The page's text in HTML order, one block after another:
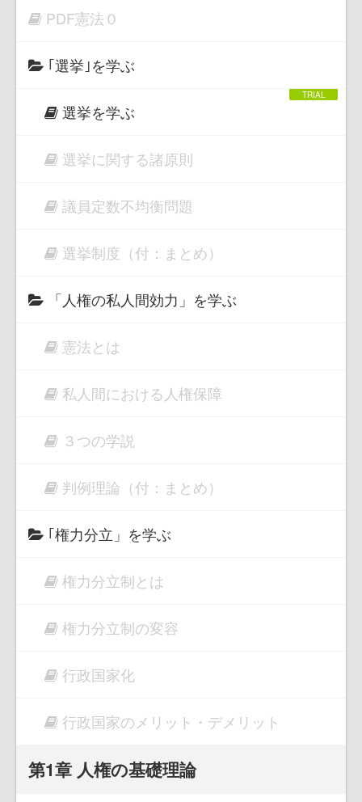
PDF憲法０
｢選挙｣を学ぶ
選挙を学ぶ
選挙に関する諸原則
議員定数不均衡問題
選挙制度（付：まとめ）
「人権の私人間効力」を学ぶ
憲法とは
私人間における人権保障
３つの学説
判例理論（付：まとめ）
｢権力分立」を学ぶ
権力分立制とは
権力分立制の変容
行政国家化
行政国家のメリット・デメリット
第1章 人権の基礎理論